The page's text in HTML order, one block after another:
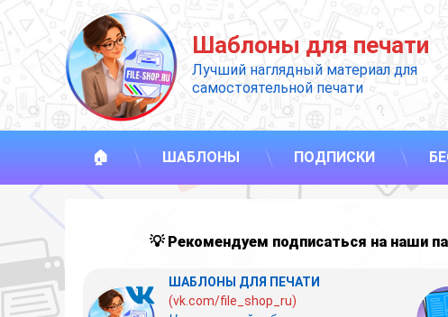
Перейти
к
содержимому
Шаблоны для печати
Лучший наглядный материал для
самостоятельной печати
🏠 ШАБЛОНЫ ПОДПИСКИ
💡 Рекомендуем подписаться на наши
ШАБЛОНЫ ДЛЯ ПЕЧАТИ
(vk.com/file_shop_ru)